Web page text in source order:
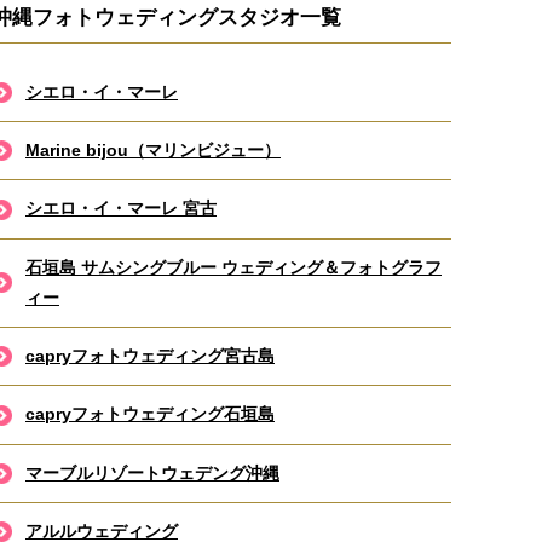
縄フォトウェディングスタジオ一覧
シエロ・イ・マーレ
Marine bijou（マリンビジュー）
シエロ・イ・マーレ 宮古
石垣島 サムシングブルー ウェディング＆フォトグラフ
ィー
capryフォトウェディング宮古島
capryフォトウェディング石垣島
マーブルリゾートウェデング沖縄
アルルウェディング